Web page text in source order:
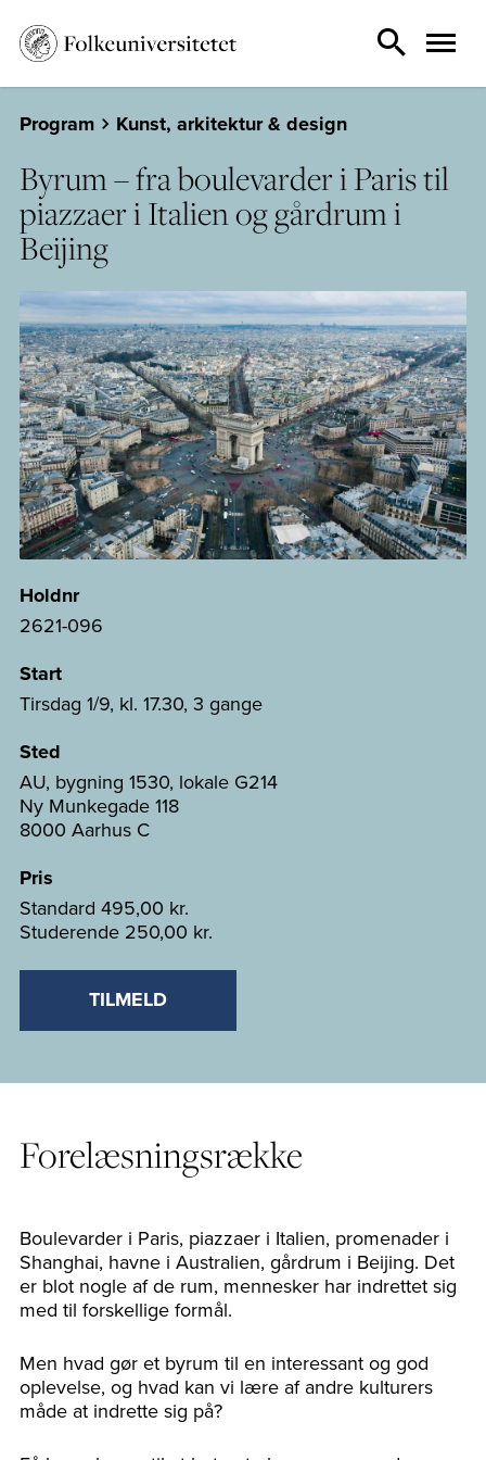
Program Kunst, arkitektur & design
Byrum – fra boulevarder i Paris til
piazzaer i Italien og gårdrum i
Beijing
Holdnr
2621-096
Start
Tirsdag 1/9, kl. 17.30, 3 gange
Sted
AU, bygning 1530, lokale G214
Ny Munkegade 118
8000 Aarhus C
Pris
Standard 495,00 kr.
Studerende 250,00 kr.
TILMELD
Forelæsningsrække
Boulevarder i Paris, piazzaer i Italien, promenader i
Shanghai, havne i Australien, gårdrum i Beijing. Det
er blot nogle af de rum, mennesker har indrettet sig
med til forskellige formål.
Men hvad gør et byrum til en interessant og god
oplevelse, og hvad kan vi lære af andre kulturers
måde at indrette sig på?